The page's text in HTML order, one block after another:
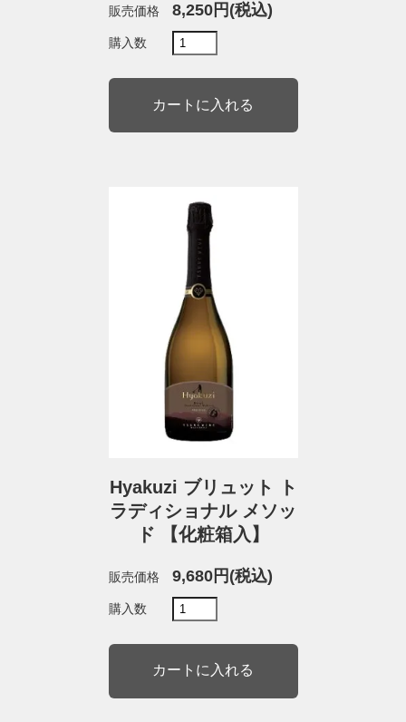
販売価格 8,250円(税込)
購入数
Hyakuzi ブリュット ト
ラディショナル メソッ
ド 【化粧箱入】
販売価格 9,680円(税込)
購入数